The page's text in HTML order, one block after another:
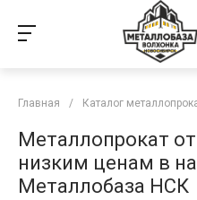
Главная / Каталог
Металлопрокат
низким ценам в
Металлобаза НСК